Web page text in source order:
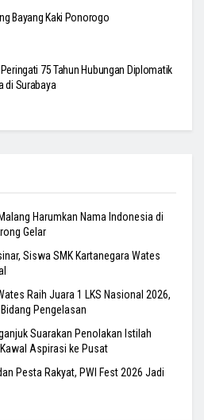
Bayang Kaki Ponorogo
75 Tahun Hubungan Diplomatik
di Surabaya
Harumkan Nama Indonesia di
Gelar
Siswa SMK Kartanegara Wates
Raih Juara 1 LKS Nasional 2026,
Pengelasan
Suarakan Penolakan Istilah
Kawal Aspirasi ke Pusat
Pesta Rakyat, PWI Fest 2026 Jadi